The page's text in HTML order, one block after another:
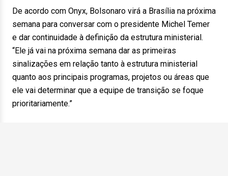
De acordo com Onyx, Bolsonaro virá a Brasília na próxima
semana para conversar com o presidente Michel Temer
e dar continuidade à definição da estrutura ministerial.
“Ele já vai na próxima semana dar as primeiras
sinalizações em relação tanto à estrutura ministerial
quanto aos principais programas, projetos ou áreas que
ele vai determinar que a equipe de transição se foque
prioritariamente.”